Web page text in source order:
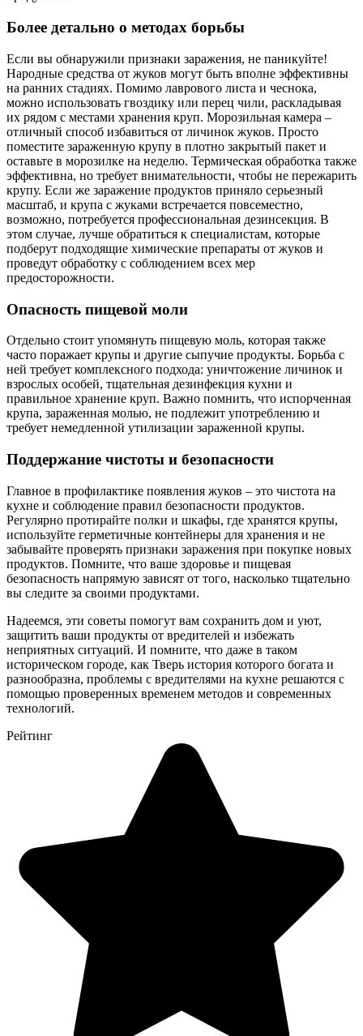
Более детально о методах борьбы
Если вы обнаружили признаки заражения, не паникуйте!
Народные средства от жуков могут быть вполне эффективны
на ранних стадиях. Помимо лаврового листа и чеснока,
можно использовать гвоздику или перец чили, раскладывая
их рядом с местами хранения круп. Морозильная камера –
отличный способ избавиться от личинок жуков. Просто
поместите зараженную крупу в плотно закрытый пакет и
оставьте в морозилке на неделю. Термическая обработка также
эффективна, но требует внимательности, чтобы не пережарить
крупу. Если же заражение продуктов приняло серьезный
масштаб, и крупа с жуками встречается повсеместно,
возможно, потребуется профессиональная дезинсекция. В
этом случае, лучше обратиться к специалистам, которые
подберут подходящие химические препараты от жуков и
проведут обработку с соблюдением всех мер
предосторожности.
Опасность пищевой моли
Отдельно стоит упомянуть пищевую моль, которая также
часто поражает крупы и другие сыпучие продукты. Борьба с
ней требует комплексного подхода: уничтожение личинок и
взрослых особей, тщательная дезинфекция кухни и
правильное хранение круп. Важно помнить, что испорченная
крупа, зараженная молью, не подлежит употреблению и
требует немедленной утилизации зараженной крупы.
Поддержание чистоты и безопасности
Главное в профилактике появления жуков – это чистота на
кухне и соблюдение правил безопасности продуктов.
Регулярно протирайте полки и шкафы, где хранятся крупы,
используйте герметичные контейнеры для хранения и не
забывайте проверять признаки заражения при покупке новых
продуктов. Помните, что ваше здоровье и пищевая
безопасность напрямую зависят от того, насколько тщательно
вы следите за своими продуктами.
Надеемся, эти советы помогут вам сохранить дом и уют,
защитить ваши продукты от вредителей и избежать
неприятных ситуаций. И помните, что даже в таком
историческом городе, как Тверь история которого богата и
разнообразна, проблемы с вредителями на кухне решаются с
помощью проверенных временем методов и современных
технологий.
Рейтинг